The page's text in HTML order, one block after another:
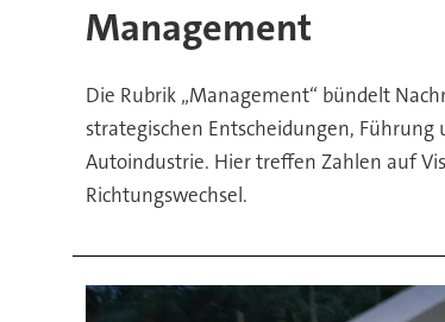
Management
Die Rubrik „Management“ bündelt
strategischen Entscheidungen,
Autoindustrie. Hier treffen Zahlen auf
Richtungswechsel.